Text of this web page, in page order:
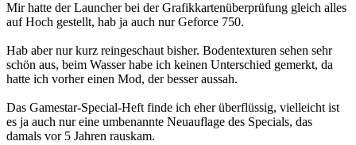
Mir hatte der Launcher bei der Grafikkartenüberprüfung gleich alles
auf Hoch gestellt, hab ja auch nur Geforce 750.
Hab aber nur kurz reingeschaut bisher. Bodentexturen sehen sehr
schön aus, beim Wasser habe ich keinen Unterschied gemerkt, da
hatte ich vorher einen Mod, der besser aussah.
Das Gamestar-Special-Heft finde ich eher überflüssig, vielleicht ist
es ja auch nur eine umbenannte Neuauflage des Specials, das
damals vor 5 Jahren rauskam.